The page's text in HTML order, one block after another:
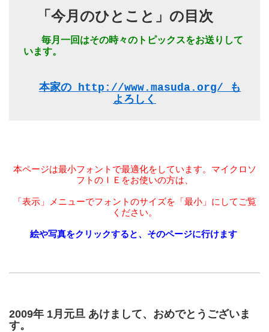
「今月のひとこと」の目次
います。
本家の http://www.masuda.org/ も
よろしく
本ページは最小フォントで最適化をしています。マイクロソ
フトのＩＥをお使いの方は、
「表示」メニューでフォントのサイズを「最小」にしてご覧
ください。
絵や写真をクリックすると、そのページに行けます
2009年 1月元旦 あけまして、おめでとうございま
す。